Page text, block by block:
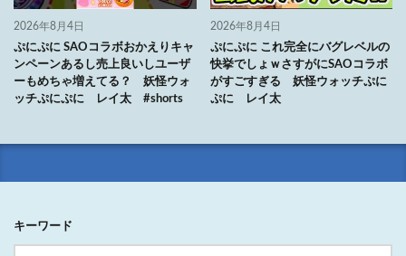
2026年8月4日
ぷにぷに SAOコラボおかえりキャ
ンペーンあるし売上良いしユーザ
ーもめちゃ増えてる？ 妖怪ウォ
ッチぷにぷに レイ太 #shorts
2026年8月4日
ぷにぷに これ完全にバグレベルの
快挙でしょｗさすがにSAOコラボ
がすごすぎる 妖怪ウォッチぷに
ぷに レイ太
キーワード